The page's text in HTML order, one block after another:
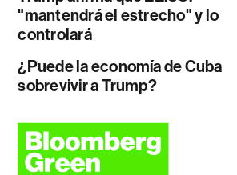
"mantendrá el estrecho" y lo
controlará
¿Puede la economía de Cuba
sobrevivir a Trump?